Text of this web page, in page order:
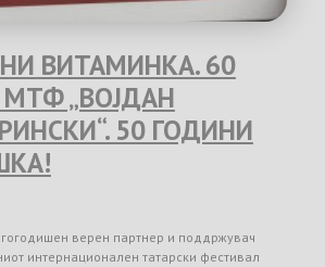
ВИТАМИНКА. 60
„ВОЈДАН
50 ГОДИНИ
верен партнер и поддржувач
интернационален татарски фестивал